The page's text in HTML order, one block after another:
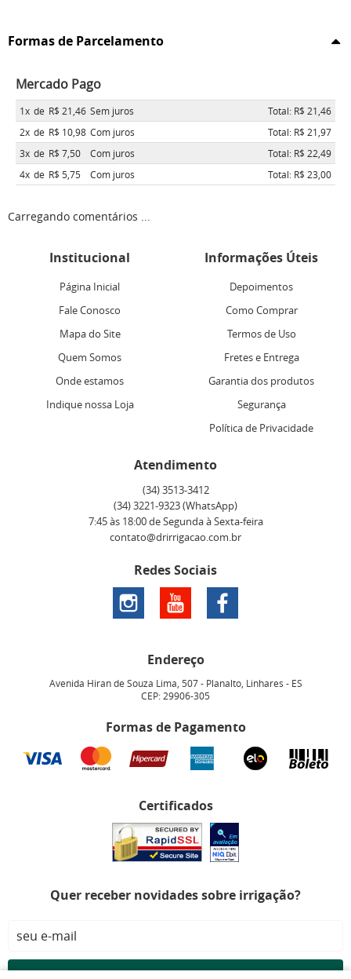
Formas de Parcelamento
Mercado Pago
1x de R$ 21,46 Sem juros
Total: R$ 21,46
2x de R$ 10,98 Com juros
Total: R$ 21,97
3x de R$ 7,50 Com juros
Total: R$ 22,49
4x de R$ 5,75 Com juros Total: R$ 23,00
Carregando comentários ...
Institucional
Página Inicial
Fale Conosco
Mapa do Site
Quem Somos
Onde estamos
Indique nossa Loja
Informações Úteis
Depoimentos
Como Comprar
Termos de Uso
Fretes e Entrega
Garantia dos produtos
Segurança
Política de Privacidade
Atendimento
(34)3513-3412
(34)3221-9323(WhatsApp)
7:45 às 18:00 de Segunda à Sexta-feira
contato@drirrigacao.com.br
Redes Sociais
Endereço
Avenida Hiran de Souza Lima, 507- Planalto, Linhares - ES
CEP: 29906-305
Formas de Pagamento
Certificados
Quer receber novidades sobre irrigação?
CADASTRAR